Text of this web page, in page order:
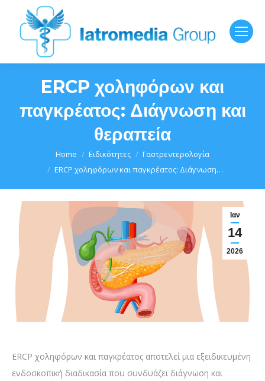
ERCP χοληφόρων και
παγκρέατος: Διάγνωση και
θεραπεία
You are here:Home Ειδικότητες
Γαστρεντερολογία
ERCP χοληφόρων και παγκρέατος: Διάγνωση…
Ιαν
14
2026
ERCP χοληφόρων και παγκρέατος αποτελεί μια εξειδικευμένη
ενδοσκοπική διαδικασία που συνδυάζει διάγνωση και